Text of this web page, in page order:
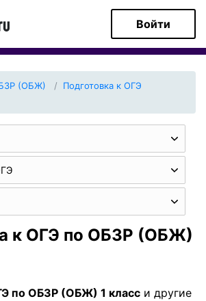
Войти
(ОБЖ)
Подготовка к ОГЭ
к ОГЭ по ОБЗР (ОБЖ)
по ОБЗР (ОБЖ) 1 класс и другие